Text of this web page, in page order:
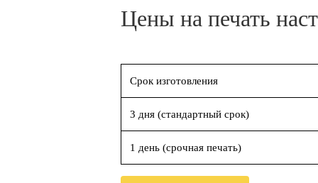
Цены на печать
Срок изготовления
3 дня (стандартный срок)
1 день (срочная печать)